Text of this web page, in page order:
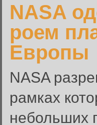
NASA
роем
Европы
NASA
рамках
небольших